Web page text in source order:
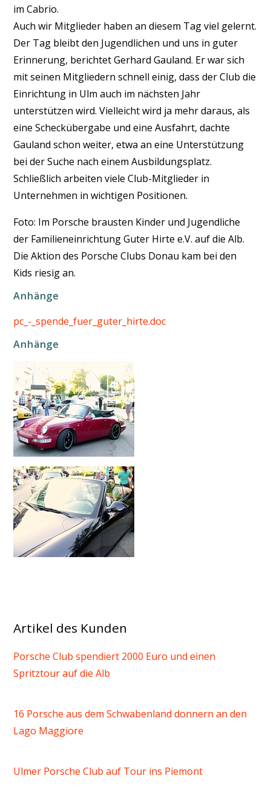
im Cabrio.
Auch wir Mitglieder haben an diesem Tag viel gelernt.
Der Tag bleibt den Jugendlichen und uns in guter
Erinnerung, berichtet Gerhard Gauland. Er war sich
mit seinen Mitgliedern schnell einig, dass der Club die
Einrichtung in Ulm auch im nächsten Jahr
unterstützen wird. Vielleicht wird ja mehr daraus, als
eine Scheckübergabe und eine Ausfahrt, dachte
Gauland schon weiter, etwa an eine Unterstützung
bei der Suche nach einem Ausbildungsplatz.
Schließlich arbeiten viele Club-Mitglieder in
Unternehmen in wichtigen Positionen.
Foto: Im Porsche brausten Kinder und Jugendliche
der Familieneinrichtung Guter Hirte e.V. auf die Alb.
Die Aktion des Porsche Clubs Donau kam bei den
Kids riesig an.
Anhänge
pc_-_spende_fuer_guter_hirte.doc
Anhänge
Artikel des Kunden
Porsche Club spendiert 2000 Euro und einen
Spritztour auf die Alb
16 Porsche aus dem Schwabenland donnern an den
Lago Maggiore
Ulmer Porsche Club auf Tour ins Piemont